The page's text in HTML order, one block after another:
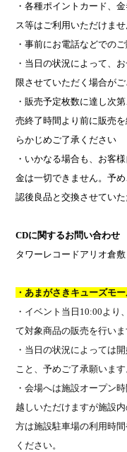
・各種ポイントカード、
ス等はご利用いただけま
・事前にお電話などでの
・当日の状況によって、
限させていただく場合がご
・販売予定枚数に達し次
売終了時間より前に販売
らかじめご了承ください
・いかなる場合も、お客
金は一切できません。予
認後良品と交換させていた
CDに関するお問い合わせ
タワーレコードアリオ倉
・あまがさきキューズモ
・イベント当日 10:00より
て対象商品の販売を行いま
・当日の状況によっては
こと、予めご了承願います
・会場へは施設オープン時
越しいただけますが施設
方は施設駐車場の利用時
ください。